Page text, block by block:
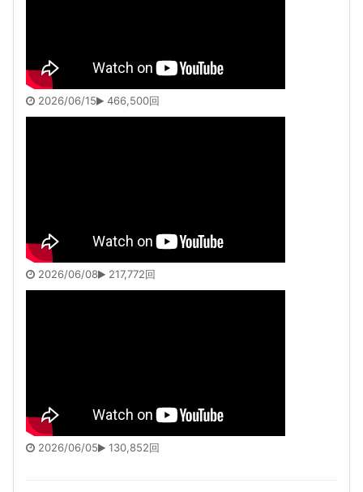
2026/06/15 466,500回
2026/06/08 217,772回
2026/06/05 130,852回